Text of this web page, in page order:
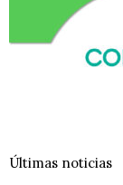
Últimas noticias